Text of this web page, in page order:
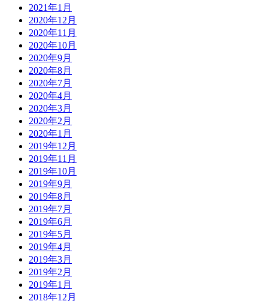
2021年1月
2020年12月
2020年11月
2020年10月
2020年9月
2020年8月
2020年7月
2020年4月
2020年3月
2020年2月
2020年1月
2019年12月
2019年11月
2019年10月
2019年9月
2019年8月
2019年7月
2019年6月
2019年5月
2019年4月
2019年3月
2019年2月
2019年1月
2018年12月